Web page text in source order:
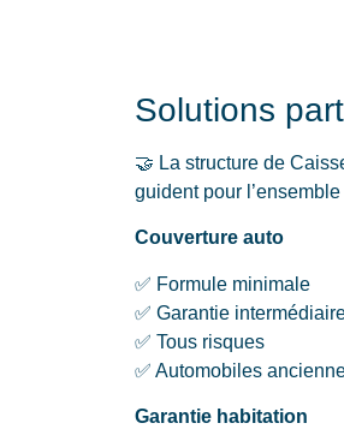
Solutions
🤝 La structure de
guident pour
Couverture auto
✅ Formule minimale
✅ Garantie
✅ Tous risques
✅ Automobiles
Garantie habitation